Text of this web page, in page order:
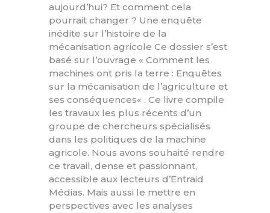
aujourd’hui? Et comment cela
pourrait changer ? Une enquête
inédite sur l’histoire de la
mécanisation agricole Ce dossier s’est
basé sur l’ouvrage « Comment les
machines ont pris la terre : Enquêtes
sur la mécanisation de l’agriculture et
ses conséquences« . Ce livre compile
les travaux les plus récents d’un
groupe de chercheurs spécialisés
dans les politiques de la machine
agricole. Nous avons souhaité rendre
ce travail, dense et passionnant,
accessible aux lecteurs d’Entraid
Médias. Mais aussi le mettre en
perspectives avec les analyses